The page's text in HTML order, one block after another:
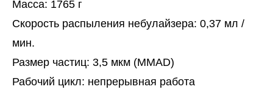
Масса: 1765 г
Скорость распыления небулайзера: 0,37 мл /
мин.
Размер частиц: 3,5 мкм (ММАD)
​Рабочий цикл: непрерывная работа